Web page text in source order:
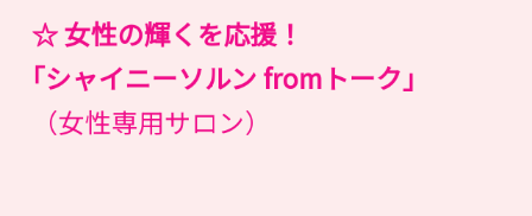
☆ 女性の輝くを応援！
｢シャイニーソルン fromトーク｣
（女性専用サロン）